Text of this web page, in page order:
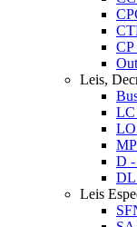
CP
Leis,
LC
LO
D -
DL
Leis